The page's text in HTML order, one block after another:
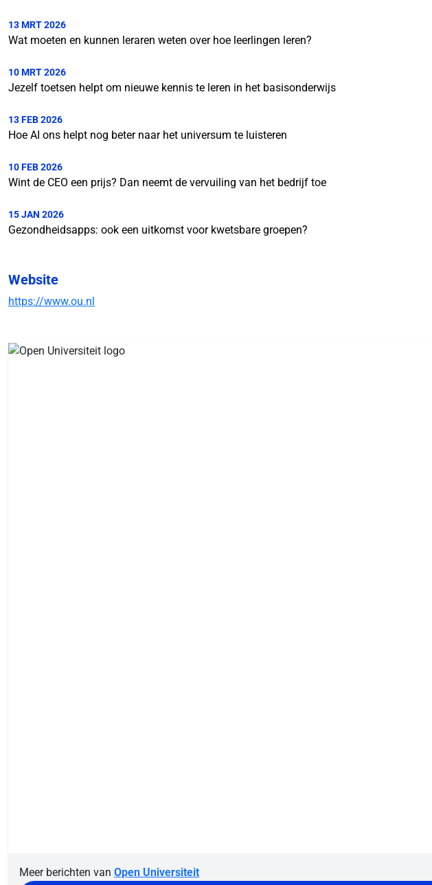
13 MRT 2026
Wat moeten en kunnen leraren weten over hoe leerlingen leren?
10 MRT 2026
Jezelf toetsen helpt om nieuwe kennis te leren in het basisonderwijs
13 FEB 2026
Hoe AI ons helpt nog beter naar het universum te luisteren
10 FEB 2026
Wint de CEO een prijs? Dan neemt de vervuiling van het bedrijf toe
15 JAN 2026
Gezondheidsapps: ook een uitkomst voor kwetsbare groepen?
Website
https://www.ou.nl
Meer berichten van Open Universiteit